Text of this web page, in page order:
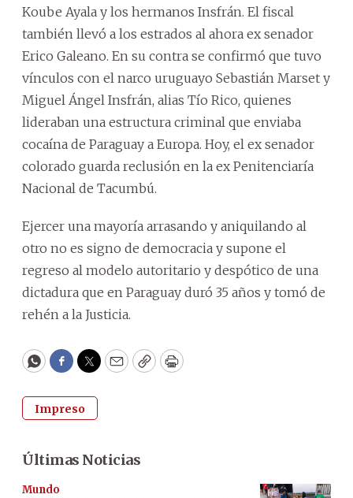
Koube Ayala y los hermanos Insfrán. El fiscal
también llevó a los estrados al ahora ex senador
Erico Galeano. En su contra se confirmó que tuvo
vínculos con el narco uruguayo Sebastián Marset y
Miguel Ángel Insfrán, alias Tío Rico, quienes
lideraban una estructura criminal que enviaba
cocaína de Paraguay a Europa. Hoy, el ex senador
colorado guarda reclusión en la ex Penitenciaría
Nacional de Tacumbú.
Ejercer una mayoría arrasando y aniquilando al
otro no es signo de democracia y supone el
regreso al modelo autoritario y despótico de una
dictadura que en Paraguay duró 35 años y tomó de
rehén a la Justicia.
WhatsApp
Facebook
Twitter
EmailCopyPrint
Impreso
Últimas Noticias
Mundo